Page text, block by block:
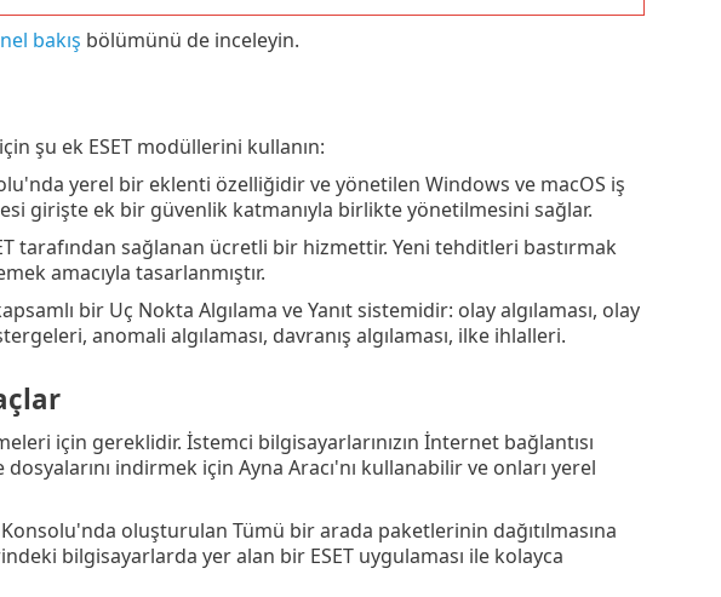
bakış bölümünü de inceleyin.
şu ek ESET modüllerini kullanın:
yerel bir eklenti özelliğidir ve yönetilen Windows ve macOS iş
girişte ek bir güvenlik katmanıyla birlikte yönetilmesini sağlar.
tarafından sağlanan ücretli bir hizmettir. Yeni tehditleri bastırmak
amacıyla tasarlanmıştır.
bir Uç Nokta Algılama ve Yanıt sistemidir: olay algılaması, olay
anomali algılaması, davranış algılaması, ilke ihlalleri.
için gereklidir. İstemci bilgisayarlarınızın İnternet bağlantısı
indirmek için Ayna Aracı'nı kullanabilir ve onları yerel
Konsolu'nda oluşturulan Tümü bir arada paketlerinin dağıtılmasına
bilgisayarlarda yer alan bir ESET uygulaması ile kolayca